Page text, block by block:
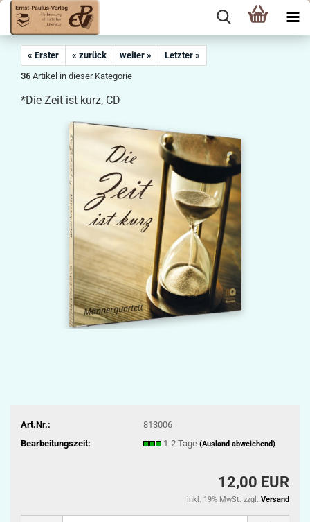
« Erster « zurück weiter »
Letzter »
36 Artikel in dieser Kategorie
*Die Zeit ist kurz, CD
Art.Nr.:
813006
Bearbeitungszeit:
1-2 Tage (Ausland abweichend)
12,00 EUR
inkl. 19% MwSt. zzgl. Versand